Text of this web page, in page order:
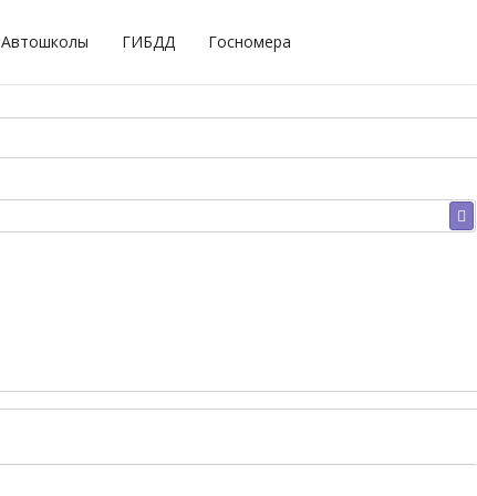
Автошколы ГИБДД Госномера